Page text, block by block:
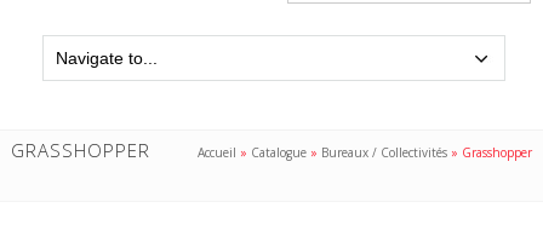
GRASSHOPPER Accueil » Catalogue » Bureaux / Collectivités » Grasshopper